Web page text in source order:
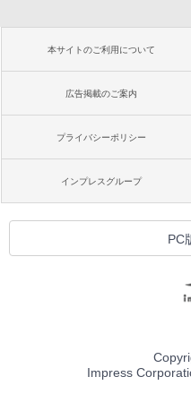
本サイトのご利用について
広告掲載のご案内
プライバシーポリシー
インプレスグループ
PC
Impress